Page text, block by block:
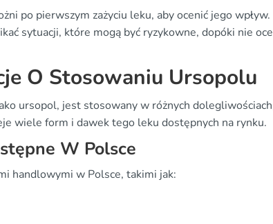
po pierwszym zażyciu leku, aby ocenić jego
sytuacji, które mogą być ryzykowne, dopóki nie
O Stosowaniu Ursopolu
ursopol, jest stosowany w różnych
wiele form i dawek tego leku dostępnych na rynku.
W Polsce
handlowymi w Polsce, takimi jak: